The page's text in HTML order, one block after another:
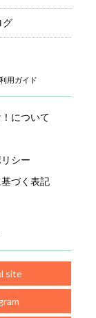
グ
用ガイド
について
シー
づく表記
site